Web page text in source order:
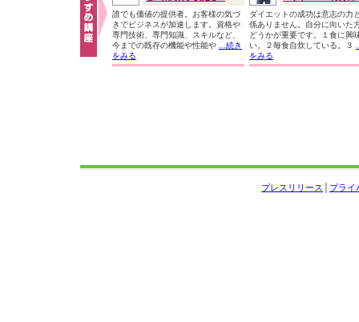
誰でも価値の提供者。お客様の気づ
きでビジネスが加速します。資格や
専門技術、専門知識、スキルなど、
今までの既存の機能や性能や
...続き
をみる
ダイエットの成功は意志の力
係ありません。自分に向いた
どうかが重要です。１食に興
い。２毎食自炊している。３
をみる
プライ
プレスリリース